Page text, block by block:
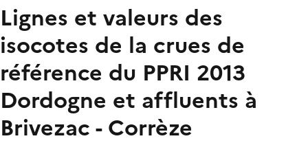
Lignes et valeurs des
isocotes de la crues de
référence du PPRI 2013
Dordogne et affluents à
Brivezac - Corrèze